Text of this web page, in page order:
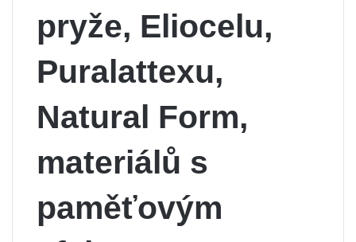
pryže, Eliocelu,
Puralattexu,
Natural Form,
materiálů s
paměťovým